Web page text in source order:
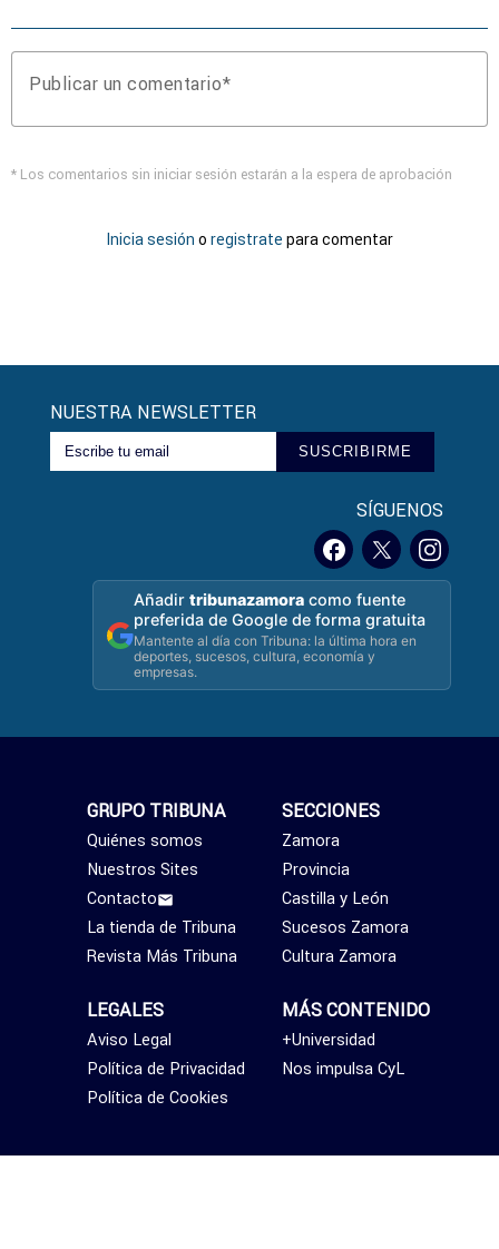
Publicar un comentario
* Los comentarios sin iniciar sesión estarán a la espera de aprobación
Inicia sesión o registrate para comentar
NUESTRA NEWSLETTER
SUSCRIBIRME
SÍGUENOS
Añadirtribunazamora como fuente
preferida de Google de forma gratuita
Mantente al día con Tribuna: la última hora en
deportes, sucesos, cultura, economía y
empresas.
SECCIONES
Zamora
Provincia
Castilla y León
Sucesos Zamora
Cultura Zamora
MÁS CONTENIDO
+Universidad
Nos impulsa CyL
GRUPO TRIBUNA
Quiénes somos
Nuestros Sites
Contacto
La tienda de Tribuna
Revista Más Tribuna
LEGALES
Aviso Legal
Política de Privacidad
Política de Cookies